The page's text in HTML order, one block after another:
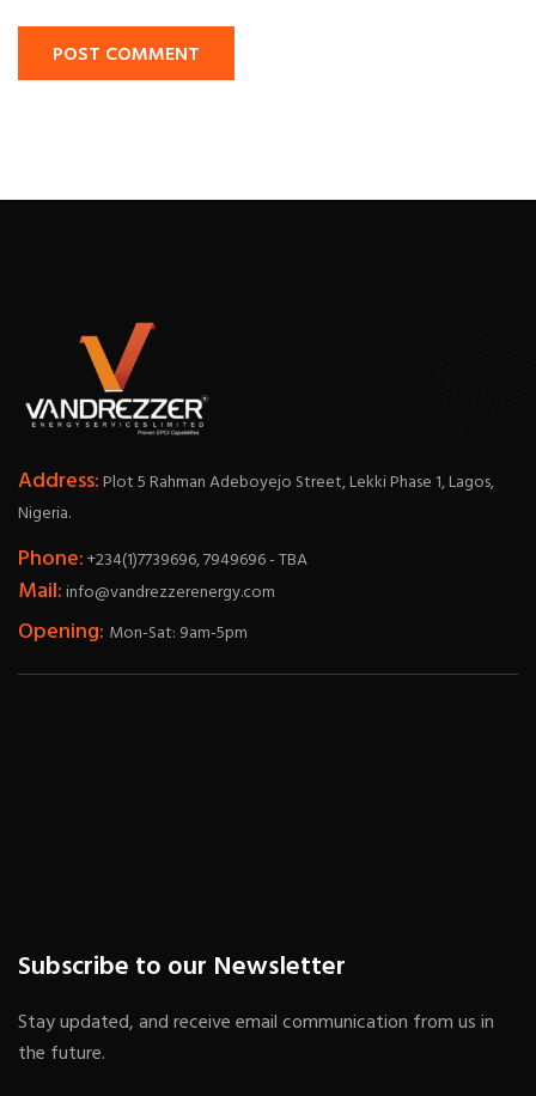
POST COMMENT
Address:Plot 5 Rahman Adeboyejo Street, Lekki Phase 1, Lagos,
Nigeria.
Phone:+234(1)7739696, 7949696 - TBA
Mail:info@vandrezzerenergy.com
Opening: Mon-Sat: 9am-5pm
Subscribe to our Newsletter
Stay updated, and receive email communication from us in
the future.